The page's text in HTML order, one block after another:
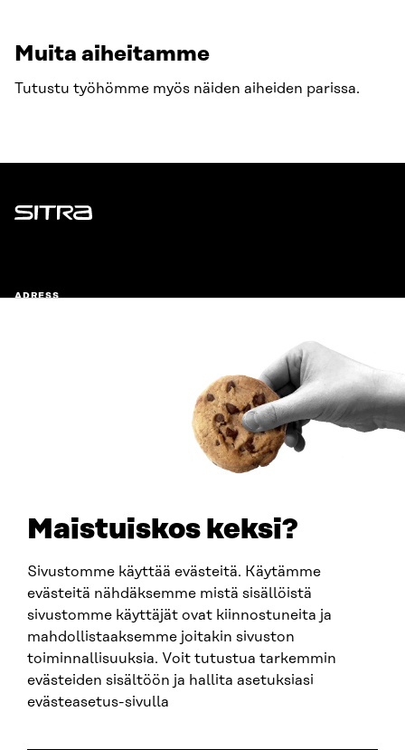
Maistuiskos keksi?
Sivustomme käyttää evästeitä. Käytämme
evästeitä nähdäksemme mistä sisällöistä
sivustomme käyttäjät ovat kiinnostuneita ja
mahdollistaaksemme joitakin sivuston
toiminnallisuuksia. Voit tutustua tarkemmin
evästeiden sisältöön ja hallita asetuksiasi
evästeasetus-sivulla
Muita aiheitamme
Tutustu työhömme myös näiden aiheiden parissa.
Sitra
ADRESS
fornamn.efternamn@sitra.fi
SITRA PÅ SOCIALA MEDIER
LinkedIn
Instagram
YouTube